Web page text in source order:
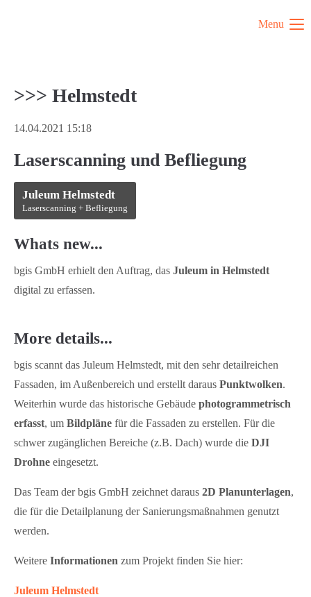
Menu
>>> Helmstedt
14.04.2021 15:18
Laserscanning und Befliegung
Juleum Helmstedt
Laserscanning + Befliegung
Whats new...
bgis GmbH erhielt den Auftrag, das Juleum in Helmstedt
digital zu erfassen.
More details...
bgis scannt das Juleum Helmstedt, mit den sehr detailreichen
Fassaden, im Außenbereich und erstellt daraus Punktwolken.
Weiterhin wurde das historische Gebäude photogrammetrisch
erfasst, um Bildpläne für die Fassaden zu erstellen. Für die
schwer zugänglichen Bereiche (z.B. Dach) wurde die DJI
Drohne eingesetzt.
Das Team der bgis GmbH zeichnet daraus 2D Planunterlagen,
die für die Detailplanung der Sanierungsmaßnahmen genutzt
werden.
Weitere Informationen zum Projekt finden Sie hier:
Juleum Helmstedt